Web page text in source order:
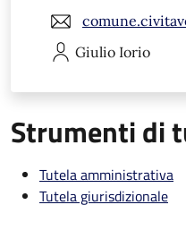
Giulio Iorio
Strumenti di
Tutela amministrativa
Tutela giurisdizionale